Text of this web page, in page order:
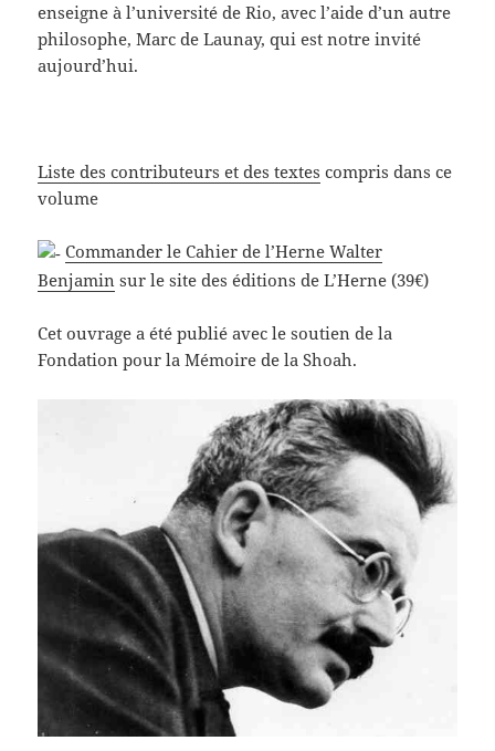
enseigne à l’université de Rio, avec l’aide d’un autre
philosophe, Marc de Launay, qui est notre invité
aujourd’hui.
Liste des contributeurs et des textes compris dans ce
volume
Commander le Cahier de l’Herne Walter
Benjamin sur le site des éditions de L’Herne (39€)
Cet ouvrage a été publié avec le soutien de la
Fondation pour la Mémoire de la Shoah.